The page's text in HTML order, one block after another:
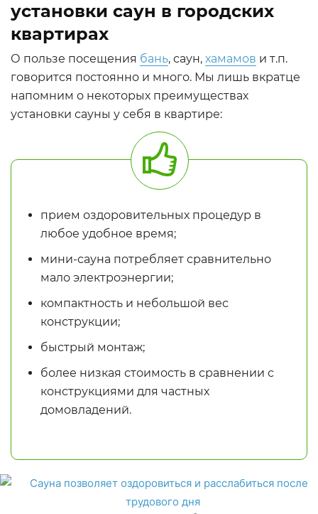
установки саун в городских
квартирах
О пользе посещения бань, саун, хамамов и т.п.
говорится постоянно и много. Мы лишь вкратце
напомним о некоторых преимуществах
установки сауны у себя в квартире:
прием оздоровительных процедур в
любое удобное время;
мини-сауна потребляет сравнительно
мало электроэнергии;
компактность и небольшой вес
конструкции;
быстрый монтаж;
более низкая стоимость в сравнении с
конструкциями для частных
домовладений.